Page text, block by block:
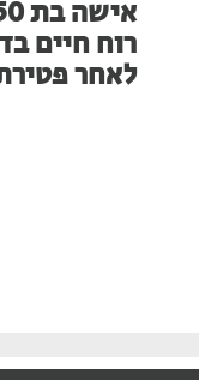
רוח חיים
לאחר